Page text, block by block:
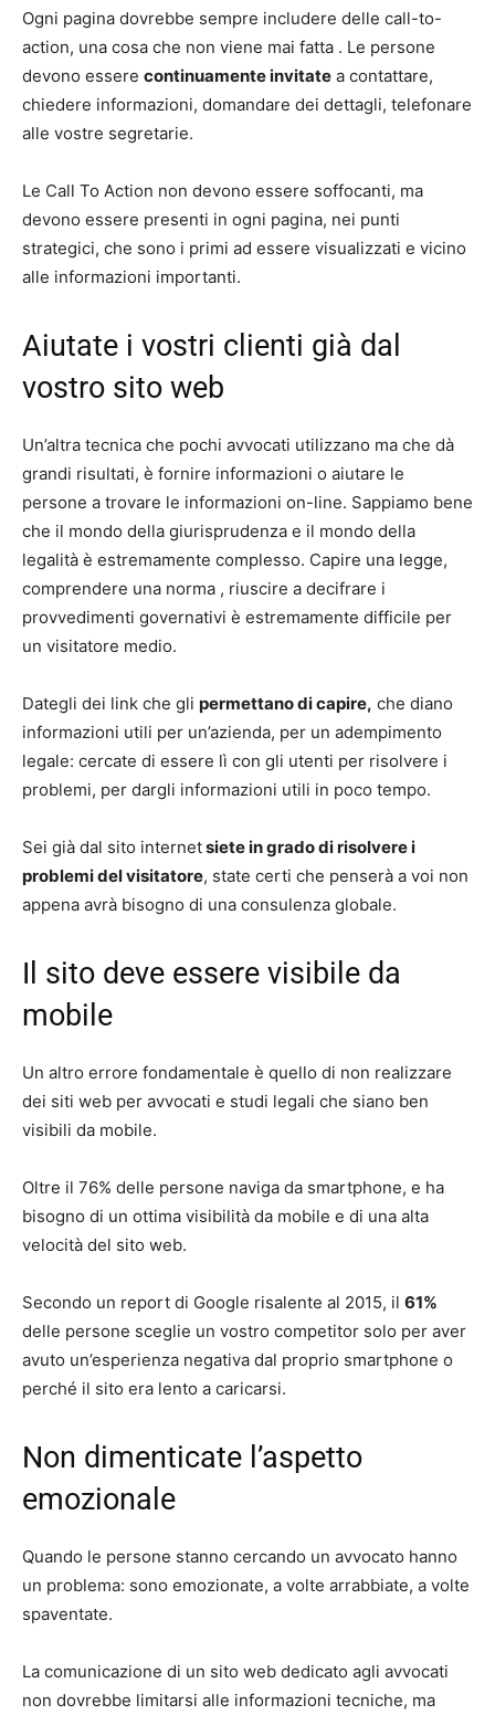
Ogni pagina dovrebbe sempre includere delle call-to-
action, una cosa che non viene mai fatta . Le persone
devono essere continuamente invitate a contattare,
chiedere informazioni, domandare dei dettagli, telefonare
alle vostre segretarie.
Le Call To Action non devono essere soffocanti, ma
devono essere presenti in ogni pagina, nei punti
strategici, che sono i primi ad essere visualizzati e vicino
alle informazioni importanti.
Aiutate i vostri clienti già dal
vostro sito web
Un’altra tecnica che pochi avvocati utilizzano ma che dà
grandi risultati, è fornire informazioni o aiutare le
persone a trovare le informazioni on-line. Sappiamo bene
che il mondo della giurisprudenza e il mondo della
legalità è estremamente complesso. Capire una legge,
comprendere una norma , riuscire a decifrare i
provvedimenti governativi è estremamente difficile per
un visitatore medio.
Dategli dei link che gli permettano di capire, che diano
informazioni utili per un’azienda, per un adempimento
legale: cercate di essere lì con gli utenti per risolvere i
problemi, per dargli informazioni utili in poco tempo.
Sei già dal sito internetsiete in grado di risolvere i
problemi del visitatore, state certi che penserà a voi non
appena avrà bisogno di una consulenza globale.
Il sito deve essere visibile da
mobile
Un altro errore fondamentale è quello di non realizzare
dei siti web per avvocati e studi legali che siano ben
visibili da mobile.
Oltre il 76% delle persone naviga da smartphone, e ha
bisogno di un ottima visibilità da mobile e di una alta
velocità del sito web.
Secondo un report di Google risalente al 2015, il 61%
delle persone sceglie un vostro competitor solo per aver
avuto un’esperienza negativa dal proprio smartphone o
perché il sito era lento a caricarsi.
Non dimenticate l’aspetto
emozionale
Quando le persone stanno cercando un avvocato hanno
un problema: sono emozionate, a volte arrabbiate, a volte
spaventate.
La comunicazione di un sito web dedicato agli avvocati
non dovrebbe limitarsi alle informazioni tecniche, ma